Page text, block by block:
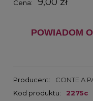
Cena:
POWIADOM
Producent:
CONTE A
Kod produktu:
2275c